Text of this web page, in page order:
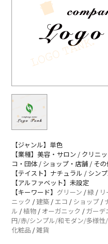
【ジャンル】単色
【業種】美容・サロン / クリニ
コ・団体 / ショップ・店舗 / そ
【テイスト】ナチュラル / シン
【アルファベット】未設定
【キーワード】 グリーン /緑 /
ニック /建築 / エコ / ショップ /
ル /植物 / オーガニック / ガーデ
円/赤/シンプル/和モダン/多様
化粧品 /雑貨